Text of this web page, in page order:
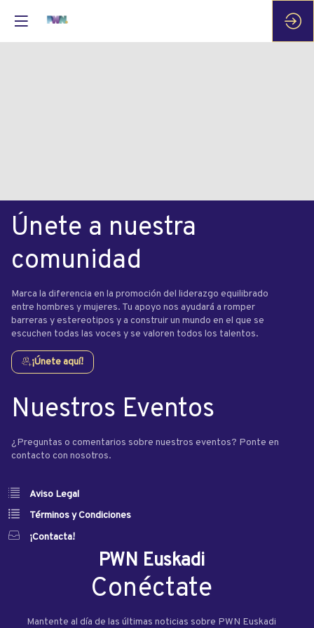
Únete a nuestra
comunidad
Marca la diferencia en la promoción del liderazgo equilibrado
entre hombres y mujeres. Tu apoyo nos ayudará a romper
barreras y estereotipos y a construir un mundo en el que se
escuchen todas las voces y se valoren todos los talentos.
¡Únete aquí!
Nuestros Eventos
¿Preguntas o comentarios sobre nuestros eventos? Ponte en
contacto con nosotros.
Aviso Legal
Términos y Condiciones
¡Contacta!
PWN Euskadi
Conéctate
Mantente al día de las últimas noticias sobre PWN Euskadi